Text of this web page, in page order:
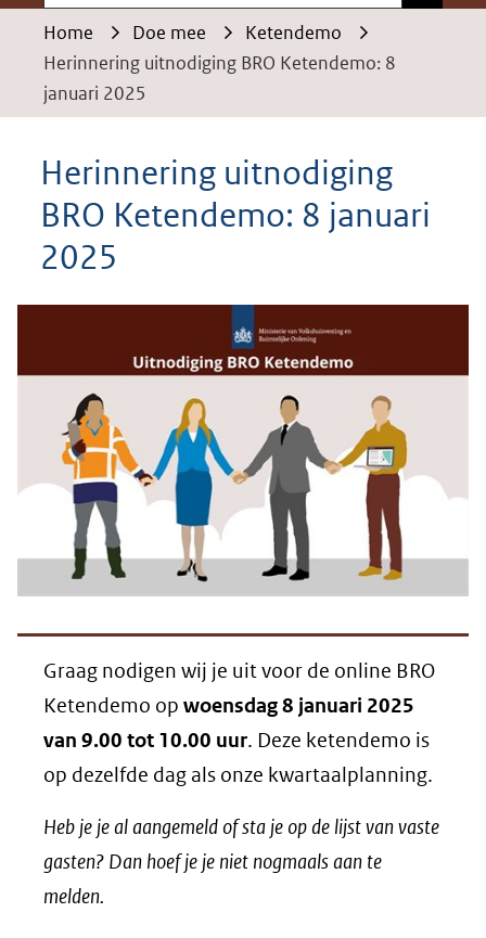
Home Doe mee
Ketendemo
Herinnering uitnodiging BRO Ketendemo: 8
januari 2025
Herinnering uitnodiging
BRO Ketendemo: 8 januari
2025
Graag nodigen wij je uit voor de online BRO
Ketendemo op woensdag 8 januari 2025
van 9.00 tot 10.00 uur. Deze ketendemo is
op dezelfde dag als onze kwartaalplanning.
Heb je je al aangemeld of sta je op de lijst van vaste
gasten? Dan hoef je je niet nogmaals aan te
melden.